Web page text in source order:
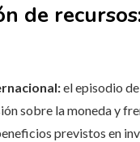
de
el episodio
sobre la moneda y
previstos en